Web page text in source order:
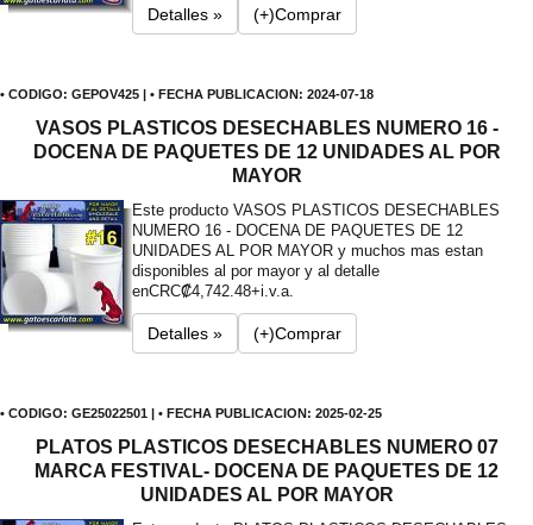
Detalles » (+)Comprar
• CODIGO: GEPOV425 | • FECHA PUBLICACION: 2024-07-18
VASOS PLASTICOS DESECHABLES NUMERO 16 -
DOCENA DE PAQUETES DE 12 UNIDADES AL POR
MAYOR
Este producto VASOS PLASTICOS DESECHABLES
NUMERO 16 - DOCENA DE PAQUETES DE 12
UNIDADES AL POR MAYOR y muchos mas estan
disponibles al por mayor y al detalle
enCRC₡4,742.48+i.v.a.
Detalles » (+)Comprar
• CODIGO: GE25022501 | • FECHA PUBLICACION: 2025-02-25
PLATOS PLASTICOS DESECHABLES NUMERO 07
MARCA FESTIVAL- DOCENA DE PAQUETES DE 12
UNIDADES AL POR MAYOR